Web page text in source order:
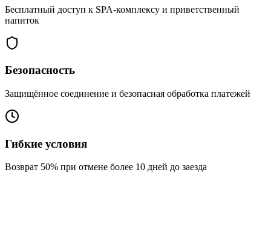
Бесплатный доступ к SPA-комплексу и приветственный
напиток
Безопасность
Защищённое соединение и безопасная обработка платежей
Гибкие условия
Возврат 50% при отмене более 10 дней до заезда